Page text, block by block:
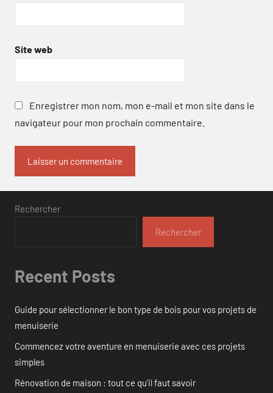
Site web
Enregistrer mon nom, mon e-mail et mon site dans le
navigateur pour mon prochain commentaire.
Rechercher
Rechercher
Recent Posts
Guide pour sélectionner le bon type de bois pour vos projets de
menuiserie
Commencez votre aventure en menuiserie avec ces projets
simples
Rénovation de maison : tout ce qu’il faut savoir